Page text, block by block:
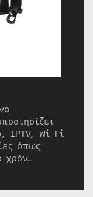
IPTV, Wi-Fi
όπως
χρόν…